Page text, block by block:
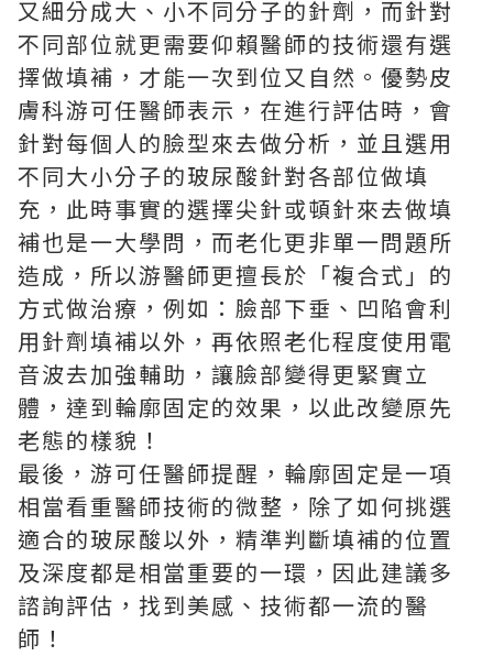
又細分成大、小不同分子的針劑，而針對
不同部位就更需要仰賴醫師的技術還有選
擇做填補，才能一次到位又自然。優勢皮
膚科游可任醫師表示，在進行評估時，會
針對每個人的臉型來去做分析，並且選用
不同大小分子的玻尿酸針對各部位做填
充，此時事實的選擇尖針或頓針來去做填
補也是一大學問，而老化更非單一問題所
造成，所以游醫師更擅長於「複合式」的
方式做治療，例如：臉部下垂、凹陷會利
用針劑填補以外，再依照老化程度使用電
音波去加強輔助，讓臉部變得更緊實立
體，達到輪廓固定的效果，以此改變原先
老態的樣貌！
最後，游可任醫師提醒，輪廓固定是一項
相當看重醫師技術的微整，除了如何挑選
適合的玻尿酸以外，精準判斷填補的位置
及深度都是相當重要的一環，因此建議多
諮詢評估，找到美感、技術都一流的醫
師！